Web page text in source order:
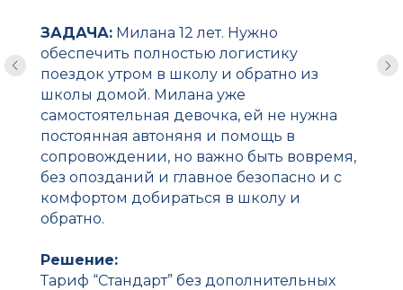
ЗАДАЧА: Милана 12 лет. Нужно
обеспечить полностью логистику
поездок утром в школу и обратно из
школы домой. Милана уже
самостоятельная девочка, ей не нужна
постоянная автоняня и помощь в
сопровождении, но важно быть вовремя,
без опозданий и главное безопасно и с
комфортом добираться в школу и
обратно.
Решение:
Тариф “Стандарт” без дополнительных